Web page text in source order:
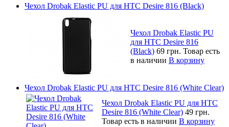
Чехол Drobak Elastic PU для HTC Desire 816 (Black)
Чехол Drobak Elastic PU
для HTC Desire 816
(Black) 69 грн. Товар есть
в наличии В корзину
Чехол Drobak Elastic PU для HTC Desire 816 (White Clear)
Чехол Drobak Elastic PU для HTC
Desire 816 (White Clear) 49 грн.
Товар есть в наличии В корзину